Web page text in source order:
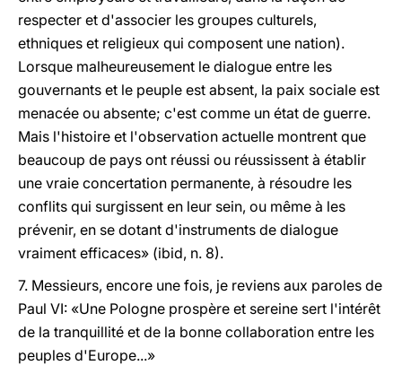
respecter et d'associer les groupes culturels,
ethniques et religieux qui composent une nation).
Lorsque malheureusement le dialogue entre les
gouvernants et le peuple est absent, la paix sociale est
menacée ou absente; c'est comme un état de guerre.
Mais l'histoire et l'observation actuelle montrent que
beaucoup de pays ont réussi ou réussissent à établir
une vraie concertation permanente, à résoudre les
conflits qui surgissent en leur sein, ou même à les
prévenir, en se dotant d'instruments de dialogue
vraiment efficaces» (ibid, n. 8).
7. Messieurs, encore une fois, je reviens aux paroles de
Paul VI: «Une Pologne prospère et sereine sert l'intérêt
de la tranquillité et de la bonne collaboration entre les
peuples d'Europe...»